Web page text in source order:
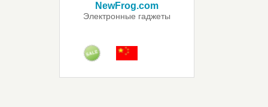
NewFrog.com
Электронные гаджеты